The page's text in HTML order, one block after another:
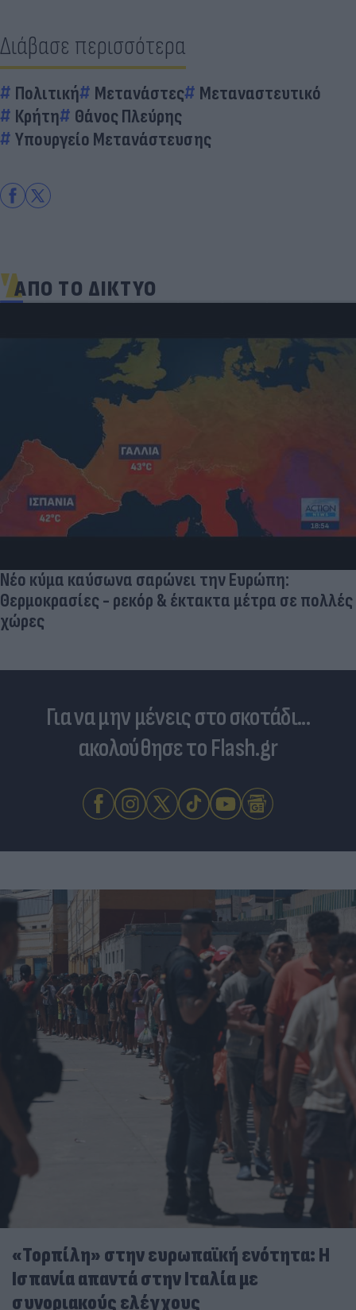
Διάβασε περισσότερα
Πολιτική Μετανάστες
Μεταναστευτικό
Κρήτη
Θάνος Πλεύρης
Υπουργείο Μετανάστευσης
ΑΠΟ ΤΟ ΔΙΚΤΥΟ
Νέο κύμα καύσωνα σαρώνει την Ευρώπη:
Θερμοκρασίες - ρεκόρ & έκτακτα μέτρα σε πολλές
χώρες
Για να μην μένεις στο σκοτάδι...
ακολούθησε το Flash.gr
«Τορπίλη» στην ευρωπαϊκή ενότητα: Η
Ισπανία απαντά στην Ιταλία με
συνοριακούς ελέγχους